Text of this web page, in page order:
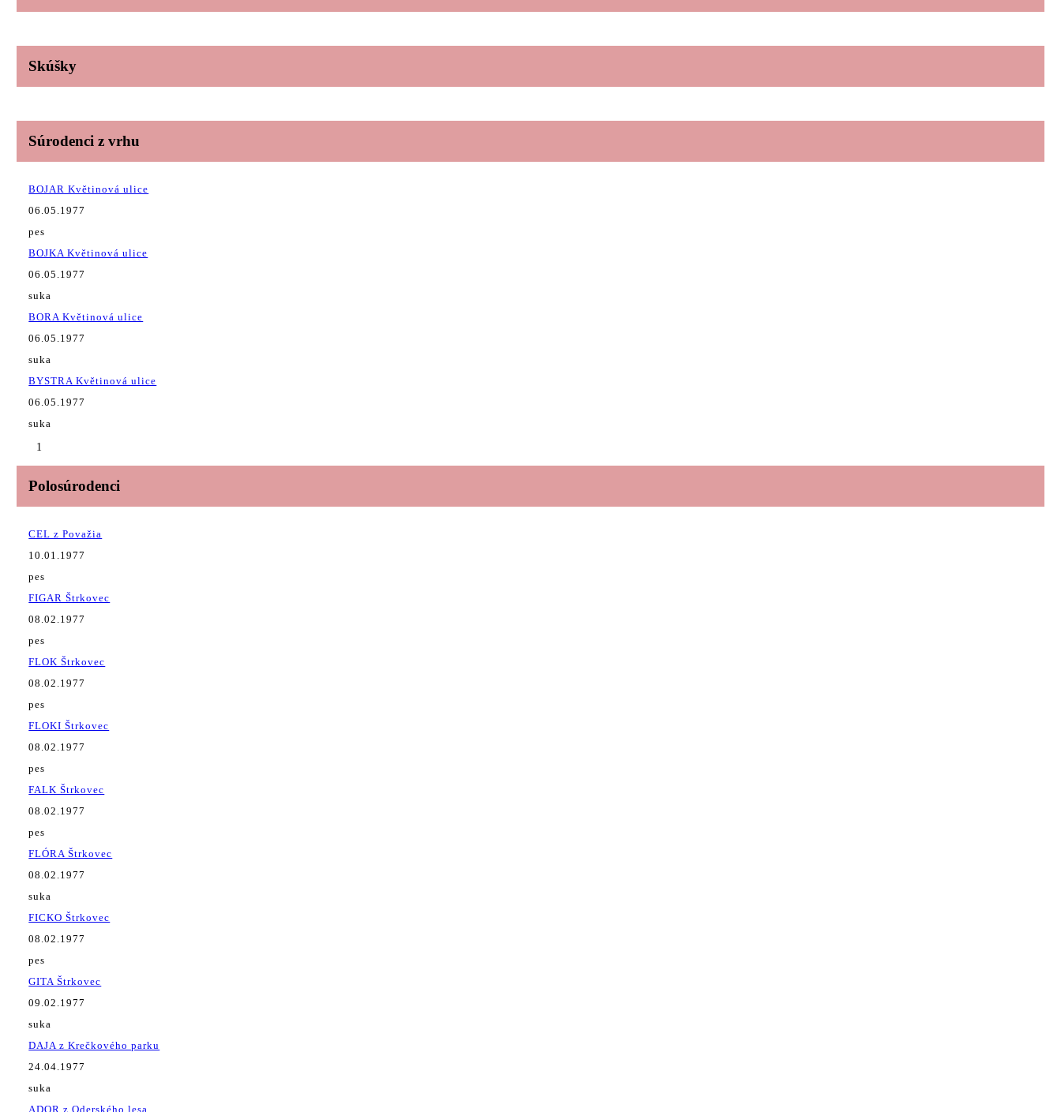
Skúšky
Súrodenci z vrhu
BOJAR Květinová ulice
06.05.1977
pes
BOJKA Květinová ulice
06.05.1977
suka
BORA Květinová ulice
06.05.1977
suka
BYSTRA Květinová ulice
06.05.1977
suka
1
Polosúrodenci
CEL z Považia
10.01.1977
pes
FIGAR Štrkovec
08.02.1977
pes
FLOK Štrkovec
08.02.1977
pes
FLOKI Štrkovec
08.02.1977
pes
FALK Štrkovec
08.02.1977
pes
FLÓRA Štrkovec
08.02.1977
suka
FICKO Štrkovec
08.02.1977
pes
GITA Štrkovec
09.02.1977
suka
DAJA z Krečkového parku
24.04.1977
suka
ADOR z Oderského lesa